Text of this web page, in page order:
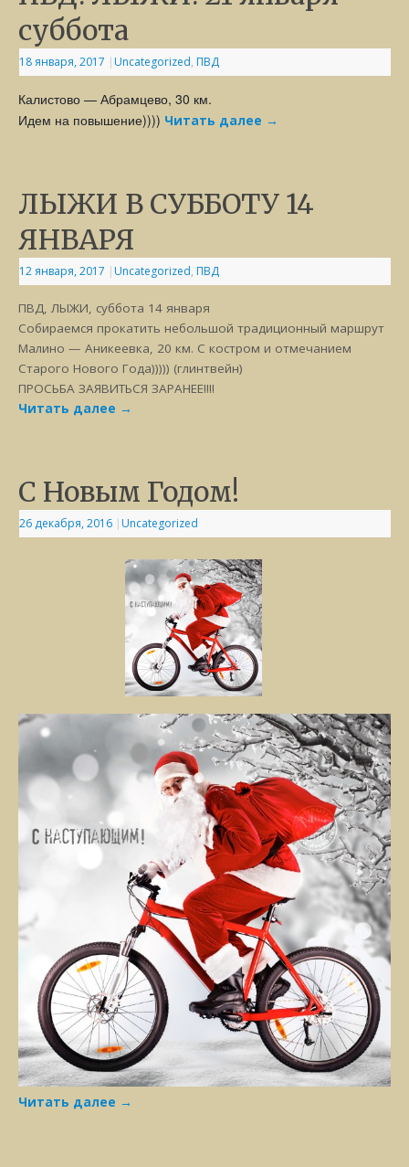
суббота
18 января, 2017 | Uncategorized, ПВД
Калистово — Абрамцево, 30 км.
Идем на повышение)))) Читать далее →
ЛЫЖИ В СУББОТУ 14
ЯНВАРЯ
12 января, 2017 | Uncategorized, ПВД
ПВД, ЛЫЖИ, суббота 14 января
Собираемся прокатить небольшой традиционный маршрут
Малино — Аникеевка, 20 км. С костром и отмечанием
Старого Нового Года))))) (глинтвейн)
ПРОСЬБА ЗАЯВИТЬСЯ ЗАРАНЕЕ!!!!
Читать далее →
С Новым Годом!
26 декабря, 2016 | Uncategorized
Читать далее →